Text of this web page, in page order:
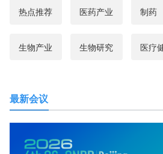
热点推荐 医药产业 制药
生物产业 生物研究 医疗
最新会议